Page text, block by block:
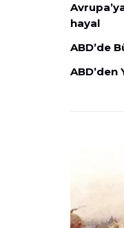
hayal
ABD’de
ABD’den